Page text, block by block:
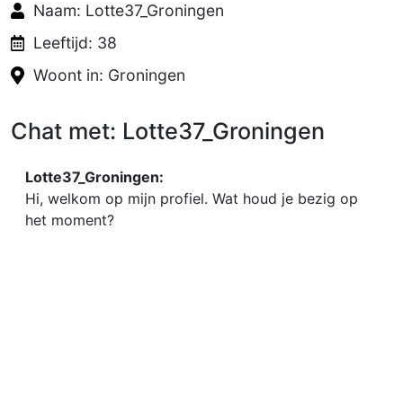
Naam: Lotte37_Groningen
Leeftijd: 38
Woont in: Groningen
Chat met: Lotte37_Groningen
Lotte37_Groningen:
Hi, welkom op mijn profiel. Wat houd je bezig op
het moment?